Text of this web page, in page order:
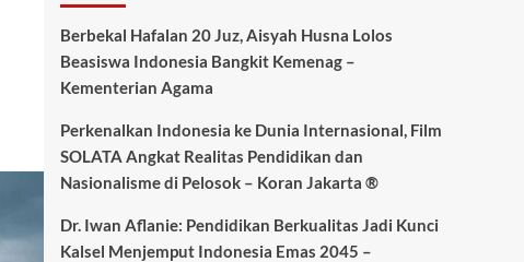
Berbekal Hafalan 20 Juz, Aisyah Husna Lolos
Beasiswa Indonesia Bangkit Kemenag –
Kementerian Agama
Perkenalkan Indonesia ke Dunia Internasional, Film
SOLATA Angkat Realitas Pendidikan dan
Nasionalisme di Pelosok – Koran Jakarta ®
Dr. Iwan Aflanie: Pendidikan Berkualitas Jadi Kunci
Kalsel Menjemput Indonesia Emas 2045 –